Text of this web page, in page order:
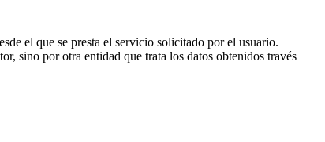
el que se presta el servicio solicitado por el usuario.
sino por otra entidad que trata los datos obtenidos través